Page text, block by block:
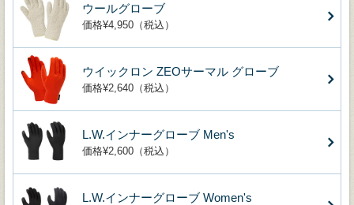
ウールグローブ
価格¥4,950（税込）
ウイックロン ZEOサーマル グローブ
価格¥2,640（税込）
L.W.インナーグローブ Men's
価格¥2,600（税込）
L.W.インナーグローブ Women's